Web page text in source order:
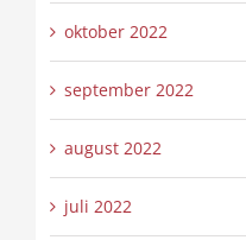
oktober 2022
september 2022
august 2022
juli 2022